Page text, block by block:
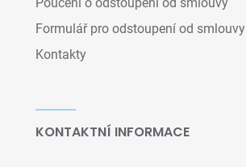
Formulář pro odstoupení od smlouvy
Kontakty
KONTAKTNÍ INFORMACE